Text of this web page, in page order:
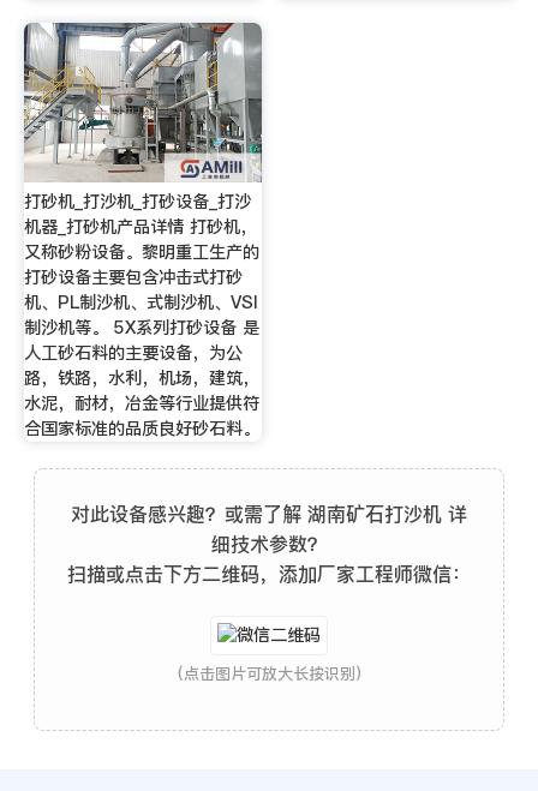
打砂机_打沙机_打砂设备_打沙
机器_打砂机产品详情 打砂机，
又称砂粉设备。黎明重工生产的
打砂设备主要包含冲击式打砂
机、PL制沙机、式制沙机、VSI
制沙机等。 5X系列打砂设备 是
人工砂石料的主要设备，为公
路，铁路，水利，机场，建筑，
水泥，耐材，冶金等行业提供符
合国家标准的品质良好砂石料。
对此设备感兴趣？或需了解 湖南矿石打沙机 详
细技术参数？
扫描或点击下方二维码，添加厂家工程师微信：
(点击图片可放大长按识别)